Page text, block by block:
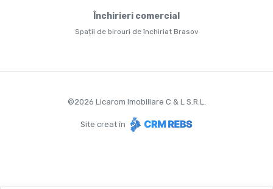
Închirieri comercial
Spații de birouri de închiriat Brasov
©2026 Licarom Imobiliare C & L S.R.L.
Site creat în